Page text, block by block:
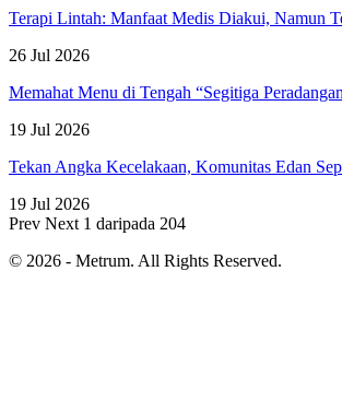
Terapi Lintah: Manfaat Medis Diakui, Namun
26 Jul 2026
Memahat Menu di Tengah “Segitiga
19 Jul 2026
Tekan Angka Kecelakaan, Komunitas Edan
19 Jul 2026
Prev Next 1 daripada 204
© 2026 - Metrum. All Rights Reserved.